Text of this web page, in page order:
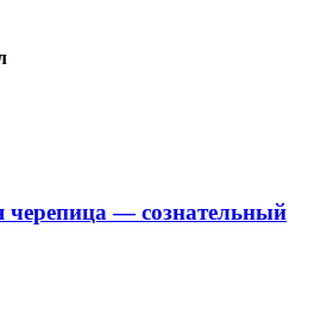
черепица — сознательный